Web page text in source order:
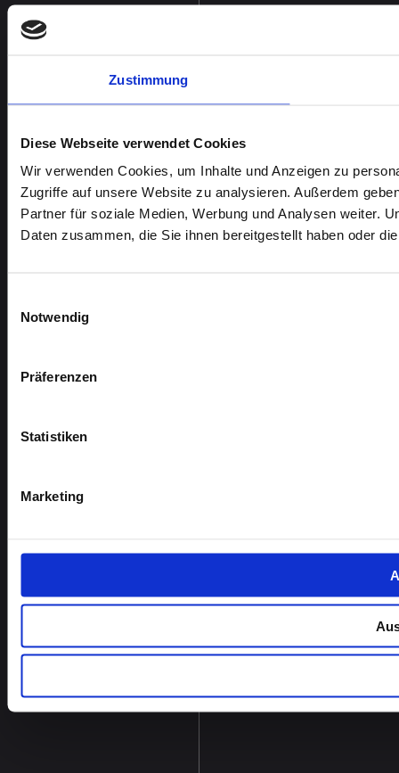
Zustimmung
Diese Webseite verwendet Cookies
Wir verwenden Cookies, um Inhalte und Anzeigen zu
Zugriffe auf unsere Website zu analysieren. Außerdem
Partner für soziale Medien, Werbung und Analysen weiter.
Daten zusammen, die Sie ihnen bereitgestellt haben oder
Notwendig
Präferenzen
Statistiken
Marketing